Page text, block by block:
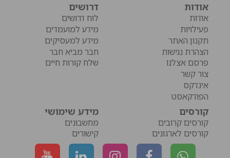
אודות
אודות
פעילויות
תקנון האתר
הצהרת נגישות
פרסם אצלנו
צור קשר
אינדקס
הפודקאסט
דרושים
לוח דרושים
מידע למועמדים
מידע למעסיקים
חבר מביא חבר
שלח קורות חיים
קורסים
קורסים קרובים
קורסים לארגונים
מידע שימושי
מחשבונים
קישורים